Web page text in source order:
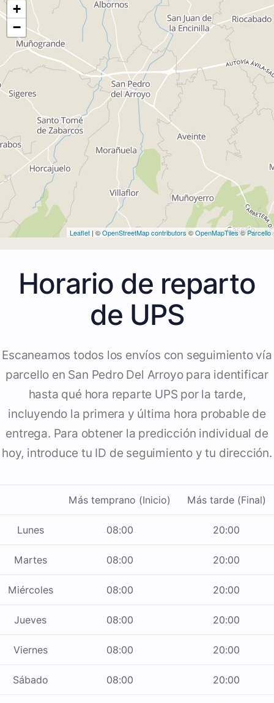
+
−
Leaflet | ©OpenStreetMap contributors ©OpenMapTiles©Parcello
Horario de reparto
de UPS
Escaneamos todos los envíos con seguimiento vía
parcello en San Pedro Del Arroyo para identificar
hasta qué hora reparte UPS por la tarde,
incluyendo la primera y última hora probable de
entrega. Para obtener la predicción individual de
hoy, introduce tu ID de seguimiento y tu dirección.
Más temprano (Inicio) Más tarde (Final)
Lunes 08:00 20:00
Martes 08:00 20:00
Miércoles 08:00 20:00
Jueves 08:00 20:00
Viernes 08:00 20:00
Sábado 08:00 20:00